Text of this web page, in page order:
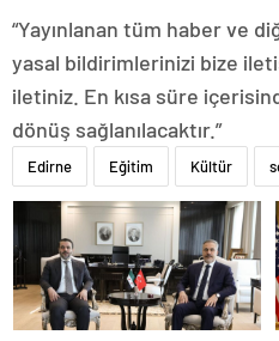
“Yayınlanan tüm haber ve
yasal bildirimlerinizi bize
iletiniz. En kısa süre
dönüş sağlanılacaktır.”
Edirne Eğitim Kültür